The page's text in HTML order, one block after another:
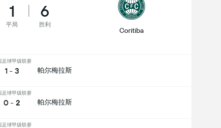
1
平局
6
胜利
Coritiba
足球甲级联赛
1 - 3 帕尔梅拉斯
足球甲级联赛
0 - 2 帕尔梅拉斯
足球甲级联赛